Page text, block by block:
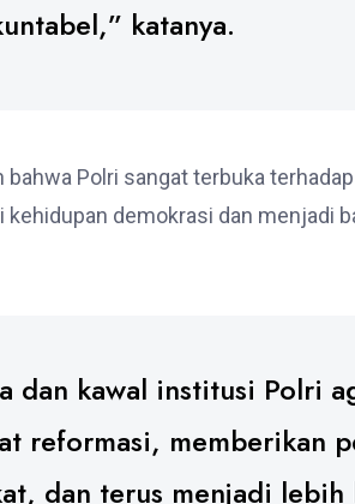
katanya.
bahwa Polri sangat terbuka
demokrasi dan menjadi
dan kawal institusi Polri
reformasi, memberikan
dan terus menjadi lebih